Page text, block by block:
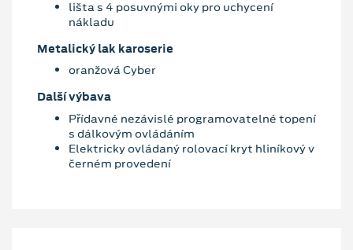
lišta s 4 posuvnými oky pro uchycení
nákladu
Metalický lak karoserie
oranžová Cyber
Další výbava
Přídavné nezávislé programovatelné topení
s dálkovým ovládáním
Elektricky ovládaný rolovací kryt hliníkový v
černém provedení